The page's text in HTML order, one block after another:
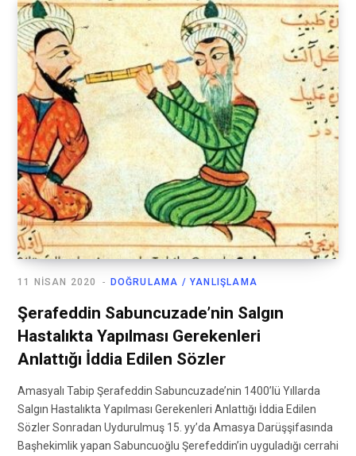
DOĞRULAMA / YANLIŞLAMA
11 NISAN 2020
Şerafeddin Sabuncuzade’nin Salgın
Hastalıkta Yapılması Gerekenleri
Anlattığı İddia Edilen Sözler
Amasyalı Tabip Şerafeddin Sabuncuzade’nin 1400’lü Yıllarda
Salgın Hastalıkta Yapılması Gerekenleri Anlattığı İddia Edilen
Sözler Sonradan Uydurulmuş 15. yy’da Amasya Darüşşifasında
Başhekimlik yapan Sabuncuoğlu Şerefeddin’in uyguladığı cerrahi